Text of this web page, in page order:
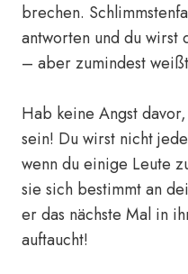
brechen.
antworten und du wirst
– aber zumindest
Hab keine Angst
sein! Du wirst nicht
wenn du einige Leute
sie sich bestimmt an
er das nächste Mal in
auftaucht!